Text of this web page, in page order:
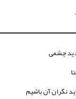
چشمی
نگران آن باشیم